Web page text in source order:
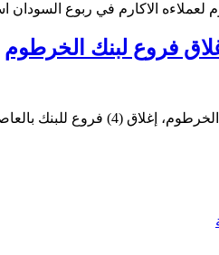
لعملاءه الاكارم في ربوع السودان
فروع لبنك الخرطوم
للبنك بالعاصمة الخرطوم لمدة (5) أيام عمل